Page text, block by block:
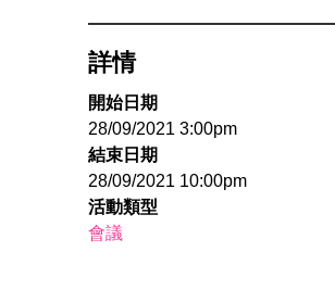
詳情
開始日期
28/09/2021 3:00pm
結束日期
28/09/2021 10:00pm
活動類型
會議